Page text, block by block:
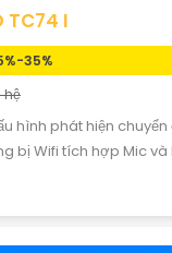
TC74 I
35%
hệ
hình phát hiện chuyển
bị Wifi tích hợp Mic và